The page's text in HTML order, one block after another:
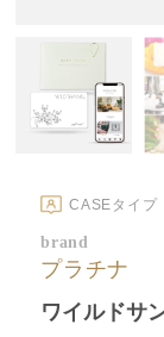
CASEタイプ
brand
プラチナ
ワイルドサ